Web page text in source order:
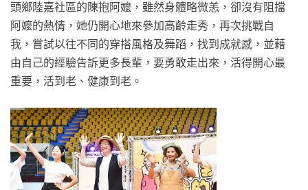
頭鄉陸嘉社區的陳抱阿嬤，雖然身體略微恙，卻沒有阻擋
阿嬤的熱情，她仍開心地來參加高齡走秀，再次挑戰自
我，嘗試以往不同的穿搭風格及舞蹈，找到成就感，並藉
由自己的經驗告訴更多長輩，要勇敢走出來，活得開心最
重要，活到老、健康到老。